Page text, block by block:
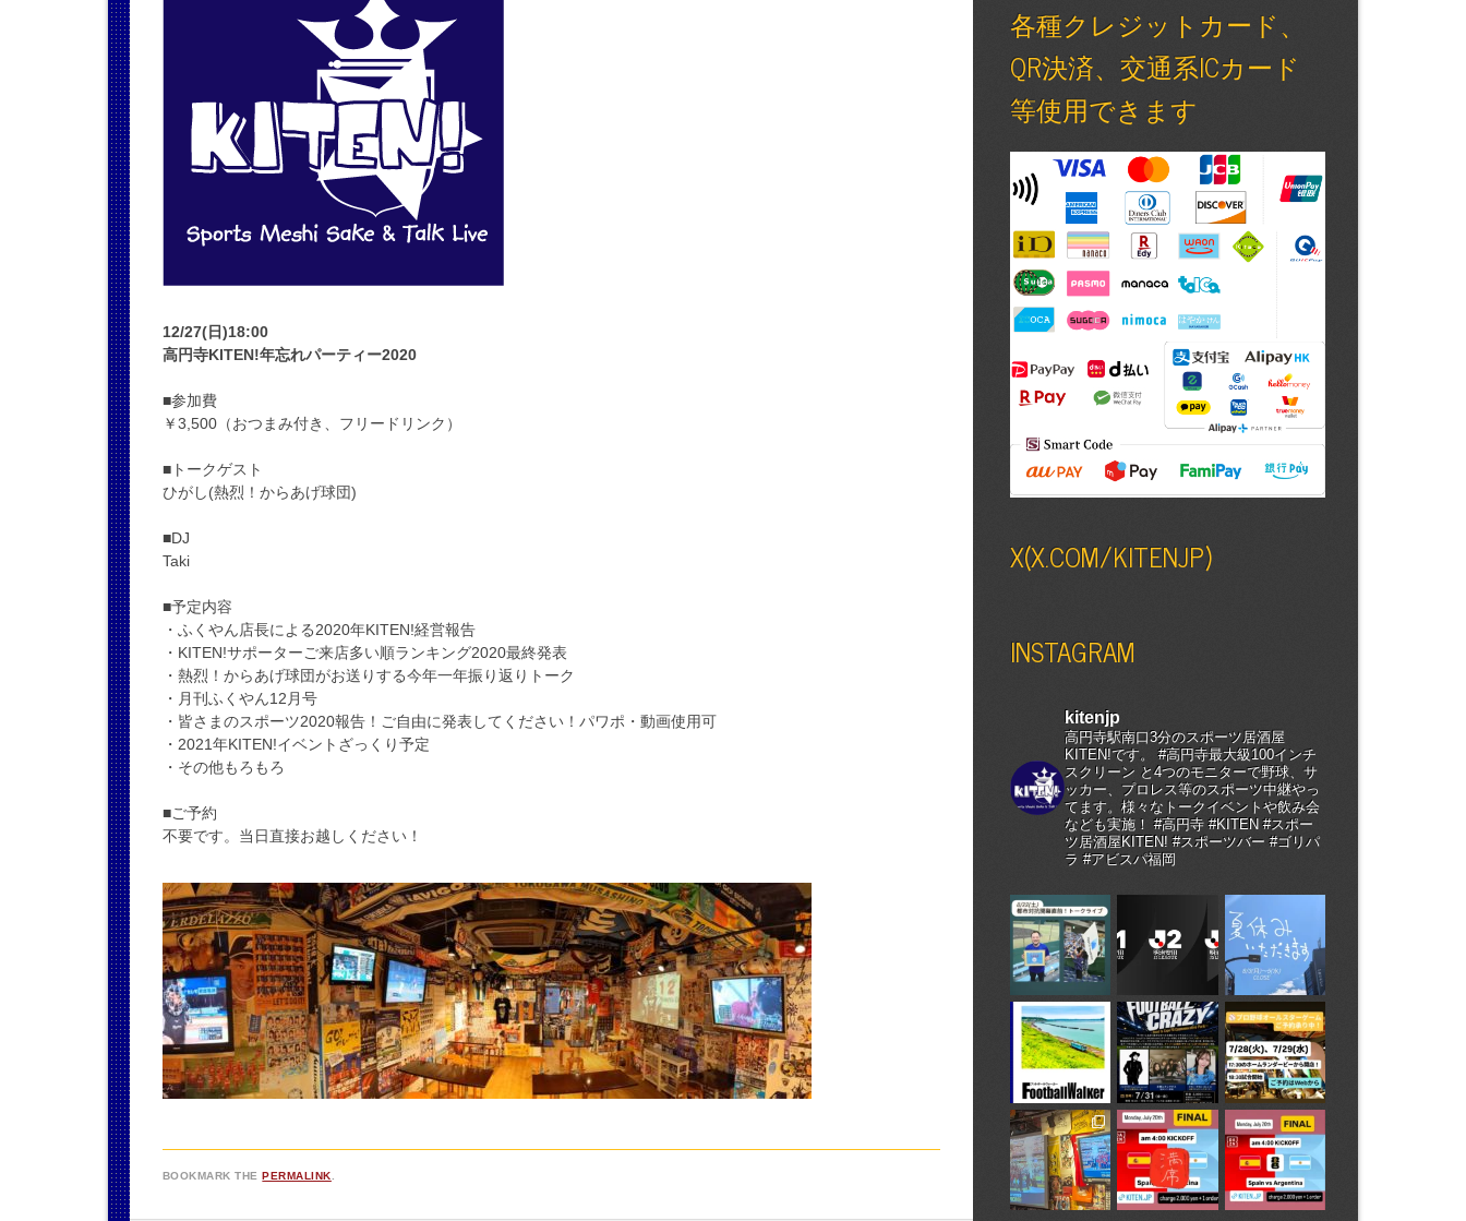
12/27(日)18:00
高円寺KITEN!年忘れパーティー2020
■参加費
￥3,500（おつまみ付き、フリードリンク）
■トークゲスト
ひがし(熱烈！からあげ球団)
■DJ
Taki
■予定内容
・ふくやん店長による2020年KITEN!経営報告
・KITEN!サポーターご来店多い順ランキング2020最終発表
・熱烈！からあげ球団がお送りする今年一年振り返りトーク
・月刊ふくやん12月号
・皆さまのスポーツ2020報告！ご自由に発表してください！パワポ・動画使用可
・2021年KITEN!イベントざっくり予定
・その他もろもろ
■ご予約
不要です。当日直接お越しください！
BOOKMARK THEPERMALINK
各種クレジットカード、
QR決済、交通系ICカード
等使用できます
X(X.COM/KITENJP)
INSTAGRAM
kitenjp
高円寺駅南口3分のスポーツ居酒屋
KITEN!です。 #高円寺最大級100インチ
スクリーン と4つのモニターで野球、サ
ッカー、プロレス等のスポーツ中継やっ
てます。様々なトークイベントや飲み会
なども実施！ #高円寺 #KITEN #スポー
ツ居酒屋KITEN! #スポーツバー #ゴリパ
ラ #アビスパ福岡